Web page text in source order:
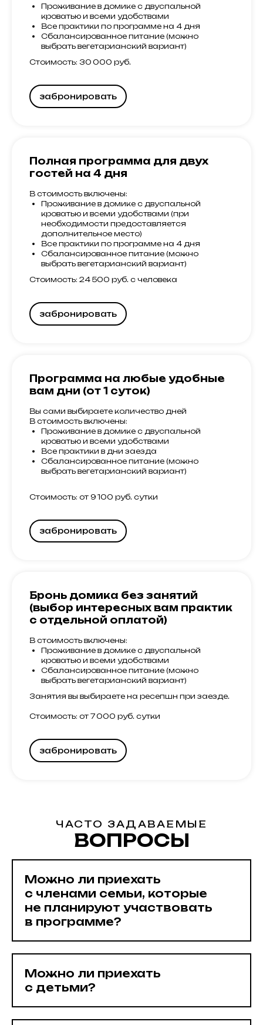
Проживание в домике с двуспальной
кроватью и всеми удобствами
Все практики по программе на 4 дня
Сбалансированное питание (можно
выбрать вегетарианский вариант)
Стоимость: 30 000 руб.
забронировать
Полная программа для двух
гостей на 4 дня
В стоимость включены:
Проживание в домике с двуспальной
кроватью и всеми удобствами (при
необходимости предоставляется
дополнительное место)
Все практики по программе на 4 дня
Сбалансированное питание (можно
выбрать вегетарианский вариант)
Стоимость: 24 500 руб. с человека
забронировать
Программа на любые удобные
вам дни (от 1 суток)
Вы сами выбираете количество дней
В стоимость включены:
Проживание в домике с двуспальной
кроватью и всеми удобствами
Все практики в дни заезда
Сбалансированное питание (можно
выбрать вегетарианский вариант)
Стоимость: от 9 100 руб. сутки
забронировать
Бронь домика без занятий
(выбор интересных вам практик
с отдельной оплатой)
В стоимость включены:
Проживание в домике с двуспальной
кроватью и всеми удобствами
Сбалансированное питание (можно
выбрать вегетарианский вариант)
Занятия вы выбираете на ресепшн при заезде.
Стоимость: от 7 000 руб. сутки
забронировать
ЧАСТО ЗАДАВАЕМЫЕ
ВОПРОСЫ
Можно ли приехать
с членами семьи, которые
не планируют участвовать
в программе?
Можно ли приехать
с детьми?